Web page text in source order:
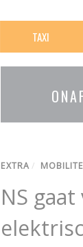
TAXI
EXTRA /
NS